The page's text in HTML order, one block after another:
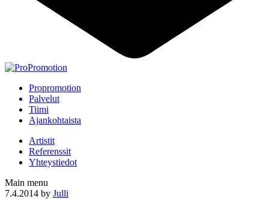
Propromotion
Palvelut
Tiimi
Ajankohtaista
Artistit
Referenssit
Yhteystiedot
Main menu
7.4.2014 by Julli